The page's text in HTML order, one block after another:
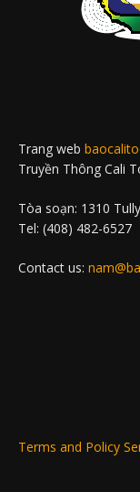
Trang web
Truyền Thông Cali
Tòa soạn: 1310
Tel: (408) 482-6527
Contact us:
Terms and Policy